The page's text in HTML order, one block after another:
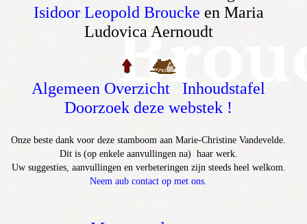
Isidoor Leopold Broucke en Maria
Ludovica Aernoudt
Algemeen Overzicht
Inhoudstafel
Doorzoek deze webstek !
Onze beste dank voor deze stamboom aan Marie-Christine Vandevelde.
Dit is (op enkele aanvullingen na) haar werk.
Uw suggesties, aanvullingen en verbeteringen zijn steeds heel welkom.
Neem aub contact op met ons.